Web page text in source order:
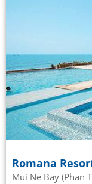
Romana
Mui Ne Bay (Phan